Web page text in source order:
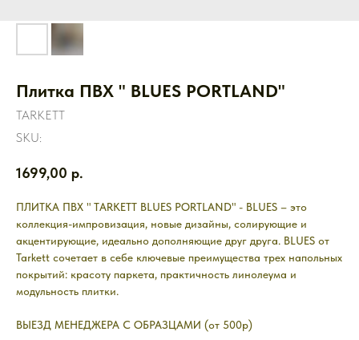
Плитка ПВХ " BLUES PORTLAND"
TARKETT
SKU:
1699,00 р.
ПЛИТКА ПВХ " TARKETT BLUES PORTLAND" - BLUES – это
коллекция-импровизация, новые дизайны, солирующие и
акцентирующие, идеально дополняющие друг друга. BLUES от
Tarkett сочетает в себе ключевые преимущества трех напольных
покрытий: красоту паркета, практичность линолеума и
модульность плитки.
ВЫЕЗД МЕНЕДЖЕРА С ОБРАЗЦАМИ (от 500р)